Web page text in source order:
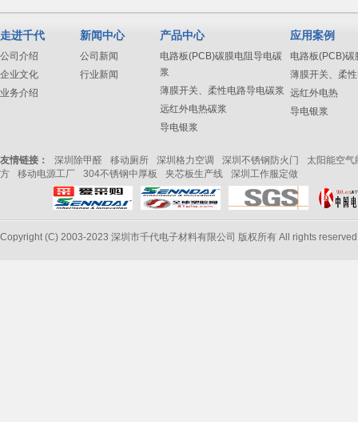
走进千代
公司介绍
企业文化
业务介绍
新闻中心
公司新闻
行业新闻
产品中心
电路板(PCB)碳膜电阻导电碳
浆
薄膜开关、柔性电路导电碳浆
远红外电热碳浆
导电银浆
应用案例
电路板(PCB)碳
薄膜开关、柔
远红外电热
导电银浆
友情链接： 深圳除甲醛 移动厕所 深圳格力空调 深圳不锈钢防火门
太阳能空气
方
移动电源工厂 304不锈钢中厚板 夹芯板生产线 深圳工作服定做
Copyright (C) 2003-2023 深圳市千代电子材料有限公司 版权所有 All rights